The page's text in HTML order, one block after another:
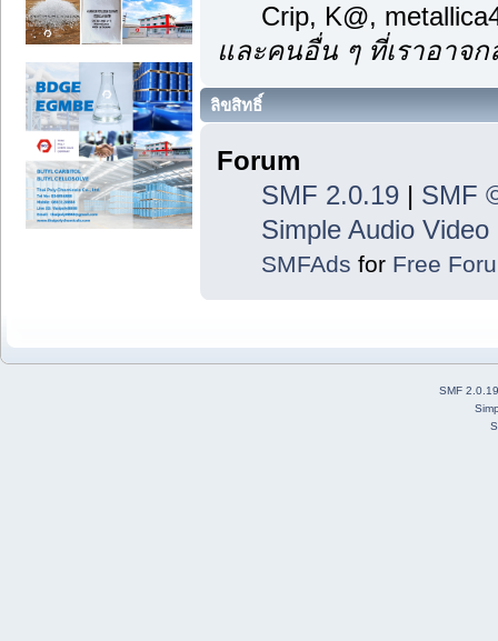
Crip, K@,
และคนอื่น ๆ ที่เราอาจ
ลิขสิทธิ์
Forum
SMF 2.0.19| SMF
Simple Audio
SMFAds for Free
SMF 2.0.19